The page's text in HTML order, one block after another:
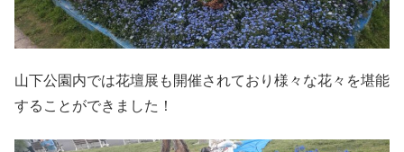
山下公園内では花壇展も開催されており様々な花々を堪能
することができました！